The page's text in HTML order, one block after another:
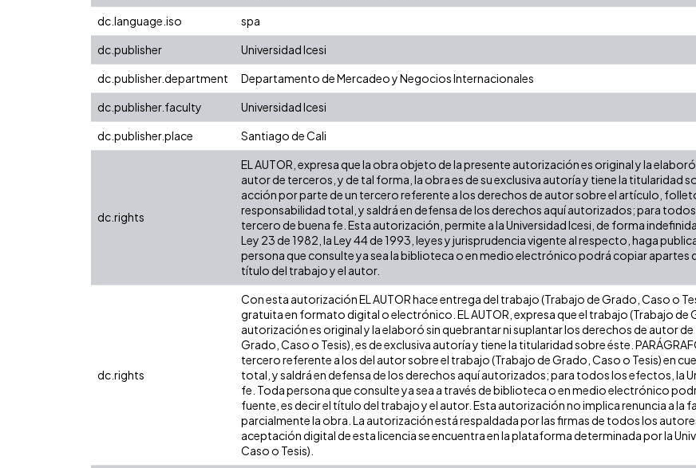
dc.language.iso
spa
dc.publisher
Universidad Icesi
dc.publisher.department
Departamento de Mercadeo y Negocios Internacionales
dc.publisher.faculty
Universidad Icesi
dc.publisher.place
Santiago de Cali
dc.rights
EL AUTOR, expresa que la obra objeto de la presente autorización es original y la
autor de terceros, y de tal forma, la obra es de su exclusiva autoría y tiene la titularidad
acción por parte de un tercero referente a los derechos de autor sobre el artículo,
responsabilidad total, y saldrá en defensa de los derechos aquí autorizados; para
tercero de buena fe. Esta autorización, permite a la Universidad Icesi, de forma
Ley 23 de 1982, la Ley 44 de 1993, leyes y jurisprudencia vigente al respecto, haga
persona que consulte ya sea la biblioteca o en medio electrónico podrá copiar apartes
título del trabajo y el autor.
dc.rights
Con esta autorización EL AUTOR hace entrega del trabajo (Trabajo de Grado, Caso o
gratuita en formato digital o electrónico. EL AUTOR, expresa que el trabajo (Trabajo de
autorización es original y la elaboró sin quebrantar ni suplantar los derechos de autor
Grado, Caso o Tesis), es de exclusiva autoría y tiene la titularidad sobre éste.
tercero referente a los del autor sobre el trabajo (Trabajo de Grado, Caso o Tesis) en
total, y saldrá en defensa de los derechos aquí autorizados; para todos los efectos, la
fe. Toda persona que consulte ya sea a través de biblioteca o en medio electrónico
fuente, es decir el título del trabajo y el autor. Esta autorización no implica renuncia a la
parcialmente la obra. La autorización está respaldada por las firmas de todos los
aceptación digital de esta licencia se encuentra en la plataforma determinada por la
Caso o Tesis).